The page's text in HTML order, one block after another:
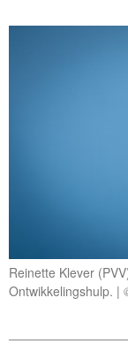
Reinette Klever
Ontwikkelingshulp.